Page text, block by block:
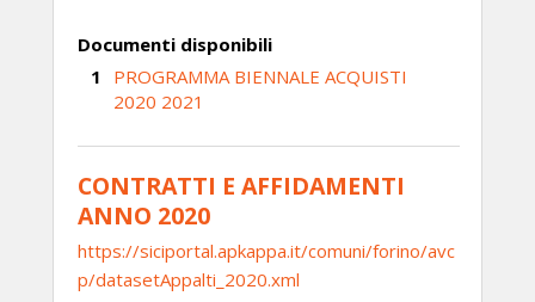
Documenti disponibili
PROGRAMMA BIENNALE ACQUISTI
2020 2021
CONTRATTI E AFFIDAMENTI
ANNO 2020
https://siciportal.apkappa.it/comuni/forino/avc
p/datasetAppalti_2020.xml